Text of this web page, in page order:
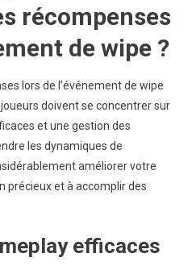
récompenses
de wipe ?
lors de l’événement de wipe
doivent se concentrer sur
et une gestion des
les dynamiques de
améliorer votre
précieux et à accomplir des
efficaces